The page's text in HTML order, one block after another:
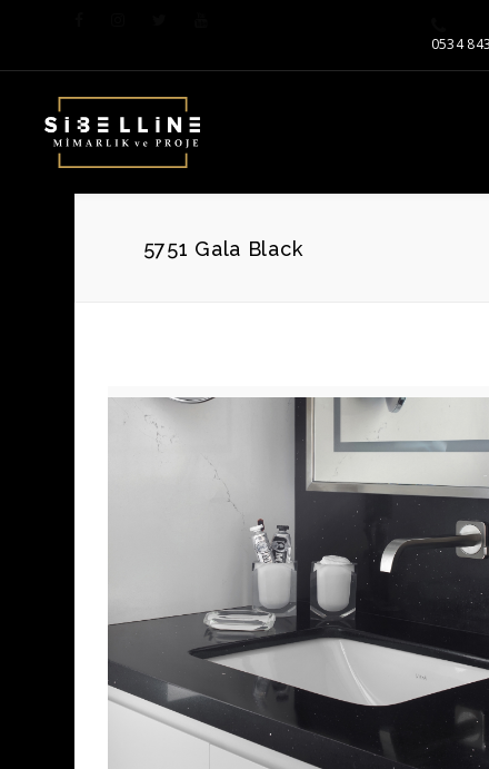
0534
5751 Gala Black